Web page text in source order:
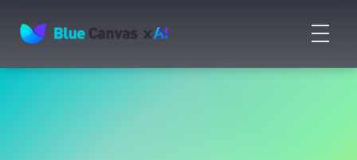
BLUECANVAS
메
뉴
기